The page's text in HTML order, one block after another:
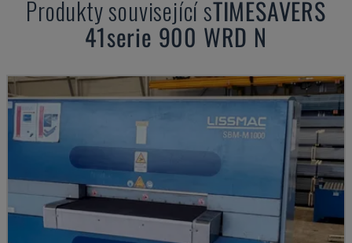
Produkty související sTIMESAVERS
41serie 900 WRD N